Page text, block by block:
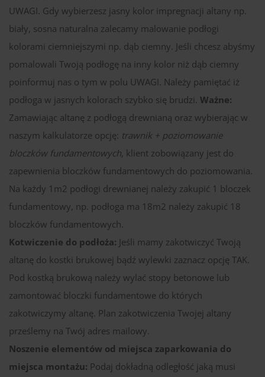
UWAGI. Gdy wybierzesz jasny kolor impregnacji altany np.
biały, sosna naturalna zalecamy malowanie podłogi
kolorami ciemniejszymi np. dąb ciemny. Jeśli chcesz abyśmy
pomalowali Twoją podłogę na inny kolor niż dąb ciemny
poinformuj nas o tym w polu UWAGI. Należy pamiętać iż
podłoga w jasnych kolorach szybko się brudzi. Ważne:
Zamawiając altanę z podłogą drewnianą oraz wybierając w
naszym kalkulatorze opcję: trawnik + poziomowanie
bloczków fundamentowych, klient zobowiązany jest do
zapewnienia bloczków fundamentowych do poziomowania.
Na każdy 1m2 podłogi drewnianej należy zakupić 1 bloczek
fundamentowy, np. podłoga ma 18m2 należy zakupić 18
bloczków fundamentowych.
Kotwiczenie do podłoża: Jeśli mamy zakotwiczyć Twoją
altanę do kostki brukowej bądź wylewki zaznacz opcję TAK.
Pod kostką brukową należy wylać stopy betonowe lub
zamontować bloczki fundamentowe do których
zakotwiczymy altanę. Plan zakotwiczenia Twojej altany
prześlemy na Twój adres mailowy.
Noszenie elementów od miejsca zaparkowania do
miejsca montażu: Podaj dokładną odległość jaką musi